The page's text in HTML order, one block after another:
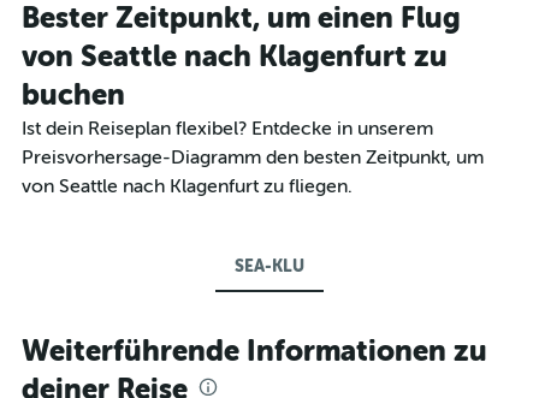
Bester Zeitpunkt, um einen Flug
von Seattle nach Klagenfurt zu
buchen
Ist dein Reiseplan flexibel? Entdecke in unserem
Preisvorhersage-Diagramm den besten Zeitpunkt, um
von Seattle nach Klagenfurt zu fliegen.
SEA-KLU
Weiterführende Informationen zu
deiner Reise